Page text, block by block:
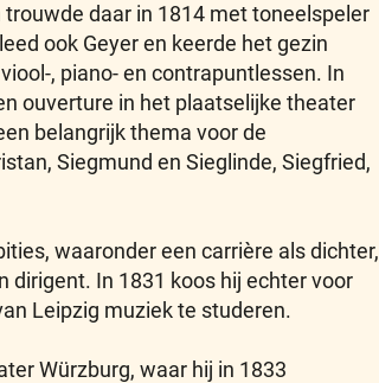
daar in 1814 met toneelspeler
ook Geyer en keerde het gezin
, piano- en contrapuntlessen. In
ouverture in het plaatselijke theater
belangrijk thema voor de
Siegmund en Sieglinde, Siegfried,
waaronder een carrière als dichter,
dirigent. In 1831 koos hij echter voor
Leipzig muziek te studeren.
Würzburg, waar hij in 1833